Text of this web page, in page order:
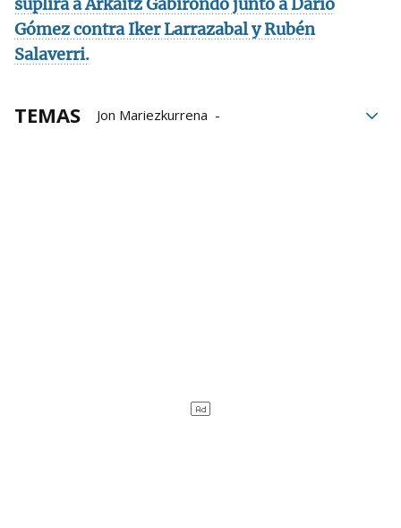
suplirá a Arkaitz Gabirondo junto a Darío
Gómez contra Iker Larrazabal y Rubén
Salaverri.
TEMAS
Jon Mariezkurrena